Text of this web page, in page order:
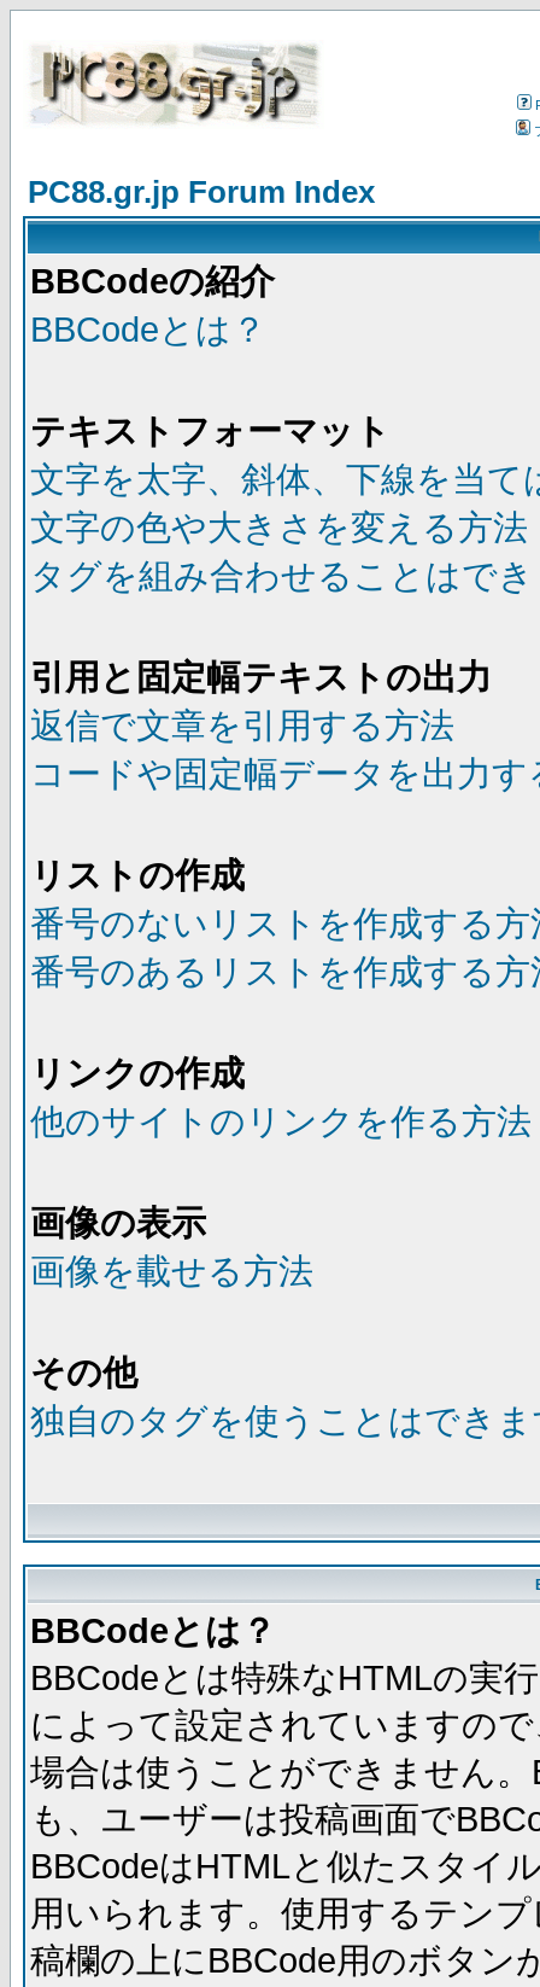
PC88.gr.jp Forum Index
BBCodeの紹介
BBCodeとは？
テキストフォーマット
文字を太字、斜体、下線を当て
文字の色や大きさを変える方法
タグを組み合わせることはで
引用と固定幅テキストの出力
返信で文章を引用する方法
コードや固定幅データを出力す
リストの作成
番号のないリストを作成する方
番号のあるリストを作成する方
リンクの作成
他のサイトのリンクを作る方法
画像の表示
画像を載せる方法
その他
独自のタグを使うことはでき
BBCodeとは？
BBCodeとは特殊なHTMLの実
によって設定されていますの
場合は使うことができません
も、ユーザーは投稿画面で
BBCodeはHTMLと似たスタイ
用いられます。使用するテン
稿欄の上にBBCode用のボタン